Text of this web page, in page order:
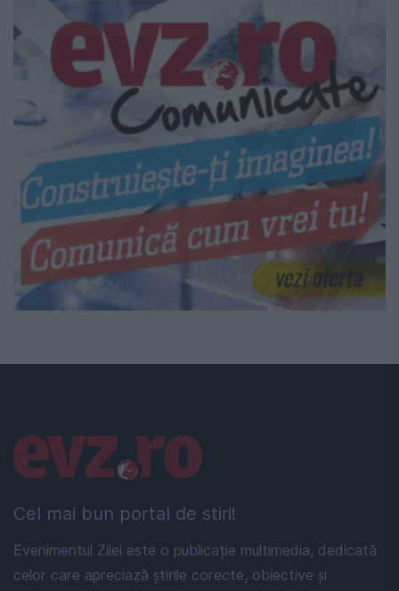
Cel mai bun portal de stiri!
Evenimentul Zilei este o publicație multimedia, dedicată
celor care apreciază știrile corecte, obiective și
Linkuri utile